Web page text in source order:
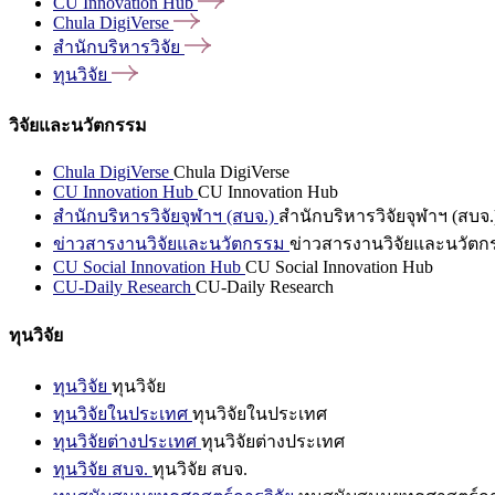
Chula DigiVerse
สำนักบริหารวิจัย
ทุนวิจัย
วิจัยและนวัตกรรม
Chula DigiVerse Chula DigiVerse
CU Innovation Hub CU Innovation Hub
สำนักบริหารวิจัยจุฬาฯ (สบจ.) สำนักบริหารวิจัยจุฬาฯ (สบจ
ข่าวสารงานวิจัยและนวัตกรรม ข่าวสารงานวิจัยและนวัตก
CU Social Innovation Hub CU Social Innovation Hub
CU-Daily Research CU-Daily Research
ทุนวิจัย
ทุนวิจัย ทุนวิจัย
ทุนวิจัยในประเทศ ทุนวิจัยในประเทศ
ทุนวิจัยต่างประเทศ ทุนวิจัยต่างประเทศ
ทุนวิจัย สบจ. ทุนวิจัย สบจ.